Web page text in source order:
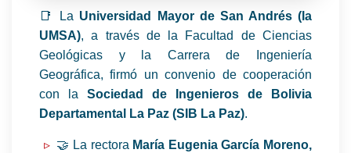
📑 La Universidad Mayor de San Andrés (la
UMSA), a través de la Facultad de Ciencias
Geológicas y la Carrera de Ingeniería
Geográfica, firmó un convenio de cooperación
con la Sociedad de Ingenieros de Bolivia
Departamental La Paz (SIB La Paz).
🤝 La rectora María Eugenia García Moreno,